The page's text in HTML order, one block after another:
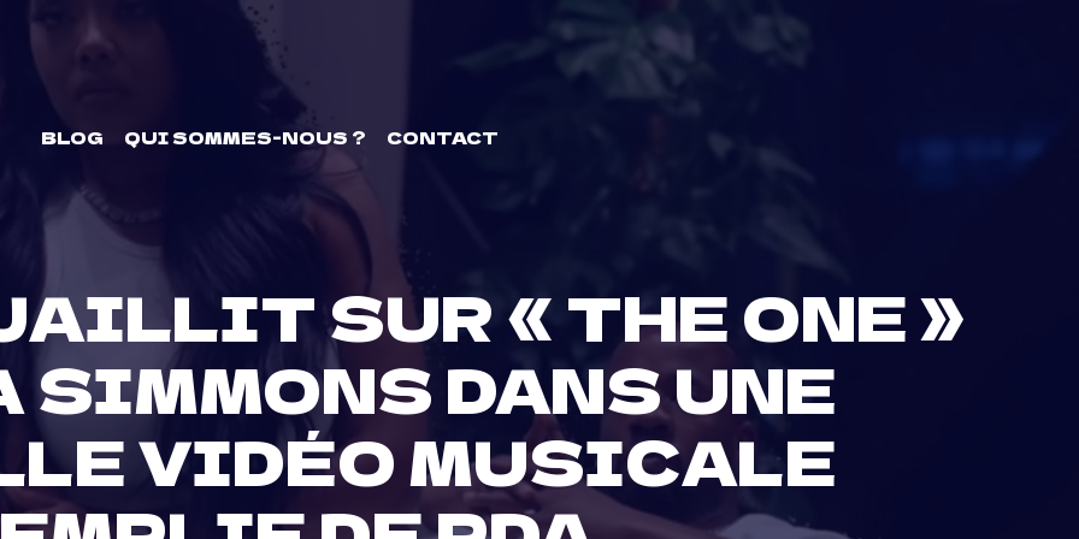
BLOG QUI SOMMES-NOUS ? CONTACT
SUR « THE ONE »
SIMMONS DANS UNE
VIDÉO MUSICALE